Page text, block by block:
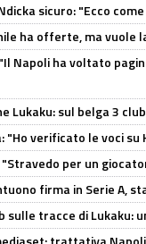
sicuro: "Ecco
ha offerte, ma vuole
Napoli ha voltato
Lukaku: sul belga 3
"Ho verificato le voci
"Stravedo per un
firma in Serie A,
sulle tracce di Lukaku: